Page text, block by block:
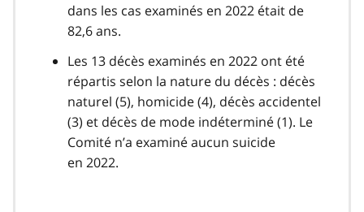
dans les cas examinés en 2022 était de
82,6 ans.
Les 13 décès examinés en 2022 ont été
répartis selon la nature du décès : décès
naturel (5), homicide (4), décès accidentel
(3) et décès de mode indéterminé (1). Le
Comité n’a examiné aucun suicide
en 2022.